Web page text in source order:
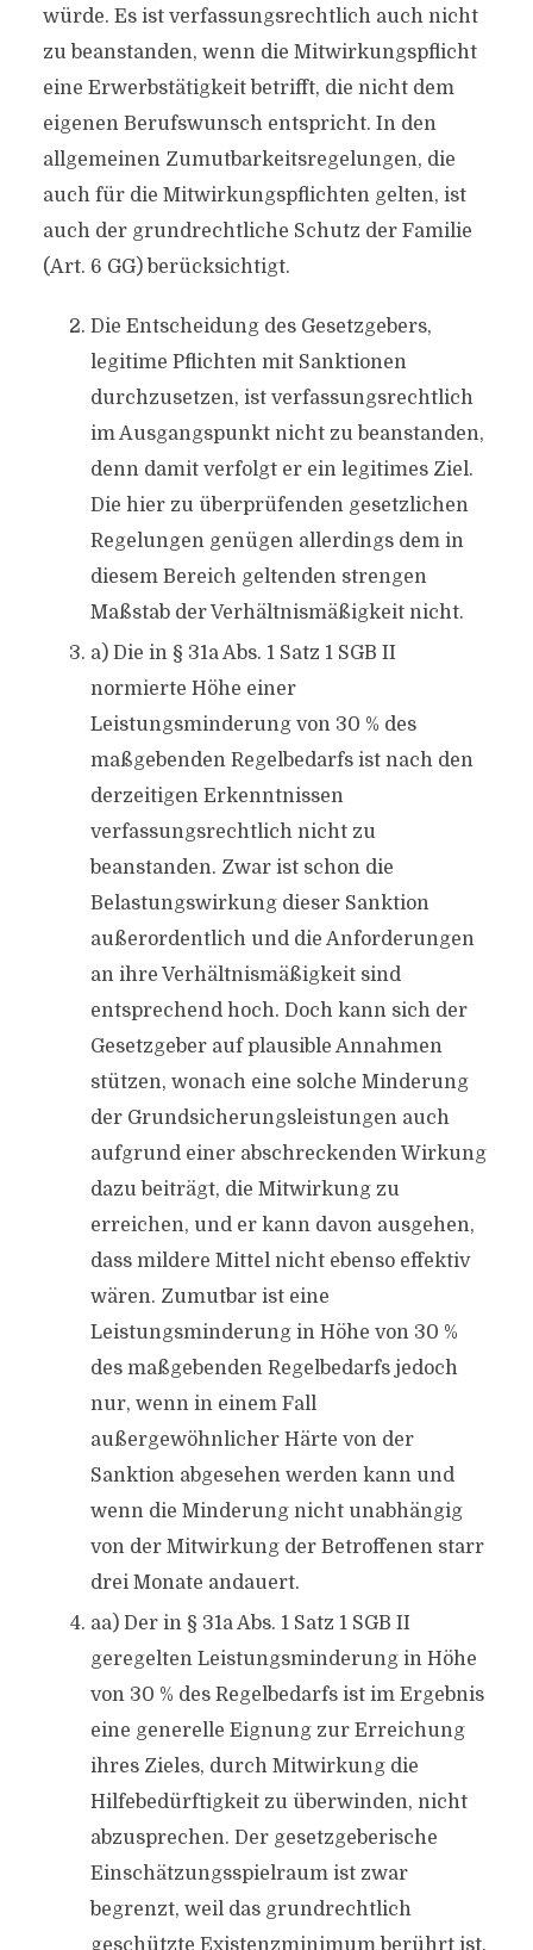
würde. Es ist verfassungsrechtlich auch nicht
zu beanstanden, wenn die Mitwirkungspflicht
eine Erwerbstätigkeit betrifft, die nicht dem
eigenen Berufswunsch entspricht. In den
allgemeinen Zumutbarkeitsregelungen, die
auch für die Mitwirkungspflichten gelten, ist
auch der grundrechtliche Schutz der Familie
(Art. 6 GG) berücksichtigt.
Die Entscheidung des Gesetzgebers,
legitime Pflichten mit Sanktionen
durchzusetzen, ist verfassungsrechtlich
im Ausgangspunkt nicht zu beanstanden,
denn damit verfolgt er ein legitimes Ziel.
Die hier zu überprüfenden gesetzlichen
Regelungen genügen allerdings dem in
diesem Bereich geltenden strengen
Maßstab der Verhältnismäßigkeit nicht.
a) Die in § 31a Abs. 1 Satz 1 SGB II
normierte Höhe einer
Leistungsminderung von 30 % des
maßgebenden Regelbedarfs ist nach den
derzeitigen Erkenntnissen
verfassungsrechtlich nicht zu
beanstanden. Zwar ist schon die
Belastungswirkung dieser Sanktion
außerordentlich und die Anforderungen
an ihre Verhältnismäßigkeit sind
entsprechend hoch. Doch kann sich der
Gesetzgeber auf plausible Annahmen
stützen, wonach eine solche Minderung
der Grundsicherungsleistungen auch
aufgrund einer abschreckenden Wirkung
dazu beiträgt, die Mitwirkung zu
erreichen, und er kann davon ausgehen,
dass mildere Mittel nicht ebenso effektiv
wären. Zumutbar ist eine
Leistungsminderung in Höhe von 30 %
des maßgebenden Regelbedarfs jedoch
nur, wenn in einem Fall
außergewöhnlicher Härte von der
Sanktion abgesehen werden kann und
wenn die Minderung nicht unabhängig
von der Mitwirkung der Betroffenen starr
drei Monate andauert.
aa) Der in § 31a Abs. 1 Satz 1 SGB II
geregelten Leistungsminderung in Höhe
von 30 % des Regelbedarfs ist im Ergebnis
eine generelle Eignung zur Erreichung
ihres Zieles, durch Mitwirkung die
Hilfebedürftigkeit zu überwinden, nicht
abzusprechen. Der gesetzgeberische
Einschätzungsspielraum ist zwar
begrenzt, weil das grundrechtlich
geschützte Existenzminimum berührt ist.